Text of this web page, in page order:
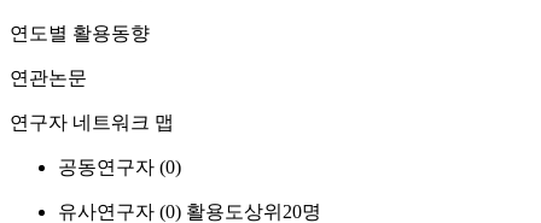
연도별 활용동향
연관논문
연구자 네트워크 맵
공동연구자 (0)
유사연구자 (0) 활용도상위20명